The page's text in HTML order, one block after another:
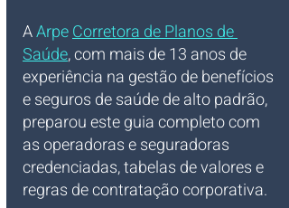
A Arpe Corretora de Planos de
Saúde, com mais de 13 anos de
experiência na gestão de benefícios
e seguros de saúde de alto padrão,
preparou este guia completo com
as operadoras e seguradoras
credenciadas, tabelas de valores e
regras de contratação corporativa.